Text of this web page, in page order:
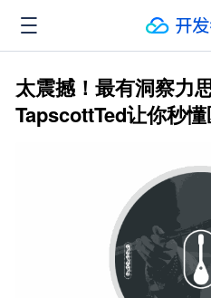
太震撼！最有洞察力
TapscottTed让你秒懂